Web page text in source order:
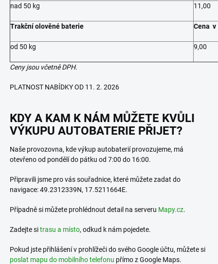
nad 50 kg 11,00
Trakční olověné baterie Cena v
od 50 kg 9,00
Ceny jsou včetně DPH.
PLATNOST NABÍDKY OD 11. 2. 2026
KDY A KAM K NÁM MŮŽETE KVŮLI
VÝKUPU AUTOBATERIE PŘIJET?
Naše provozovna, kde výkup autobaterií provozujeme, má
otevřeno od pondělí do pátku od 7:00 do 16:00.
Připravili jsme pro vás souřadnice, které můžete zadat do
navigace: 49.2312339N, 17.5211664E.
Případně si můžete prohlédnout detail na serveru Mapy.cz.
Zadejte sitrasu a místo, odkud k nám pojedete.
Pokud jste přihlášení v prohlížeči do svého Google účtu, můžete si
poslat mapu do mobilního telefonu přímo z Google Maps.